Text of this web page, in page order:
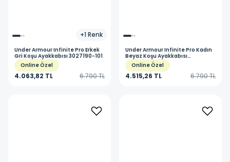
+1 Renk
Under ArmourInfinite Pro Erkek
Gri Koşu Ayakkabısı 3027190-101
Online Özel
4.063,82 TL 6.790 TL
Under ArmourInfinite Pro Kadın
Beyaz Koşu Ayakkabısı
3027200-104
Online Özel
4.515,26 TL 6.790 TL